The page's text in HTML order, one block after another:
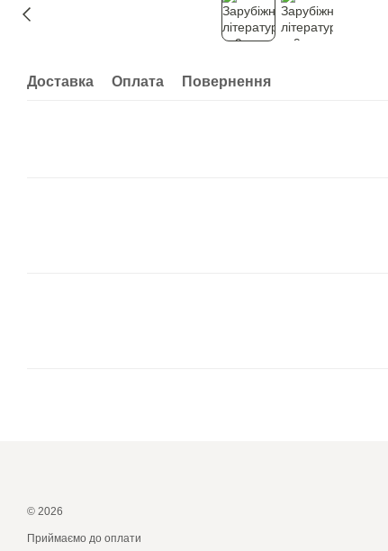
Доставка Оплата Повернення
© 2026
Приймаємо до оплати